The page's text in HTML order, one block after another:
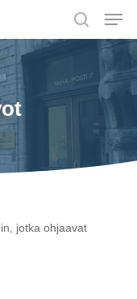
search
jotka ohjaavat